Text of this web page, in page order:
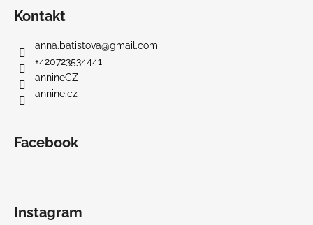
Kontakt
anna.batistova@gmail.com
+420723534441
annineCZ
annine.cz
Facebook
Instagram